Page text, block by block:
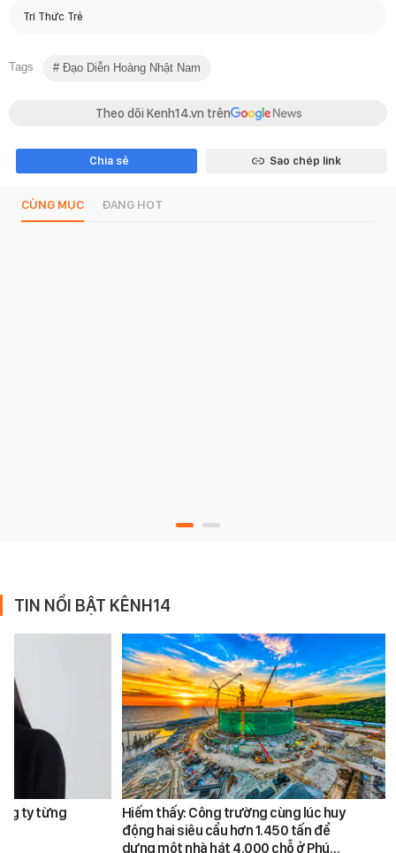
Trí Thức Trẻ
Tags Đạo Diễn Hoàng Nhật Nam
Theo dõi Kenh14.vn trên
Chia sẻ Sao chép link
CÙNG MỤC ĐANG HOT
TIN NỔI BẬT KÊNH14
ty từng
Hiếm thấy: Công trường cùng lúc huy
động hai siêu cẩu hơn 1.450 tấn để
dựng một nhà hát 4.000 chỗ ở Phú…